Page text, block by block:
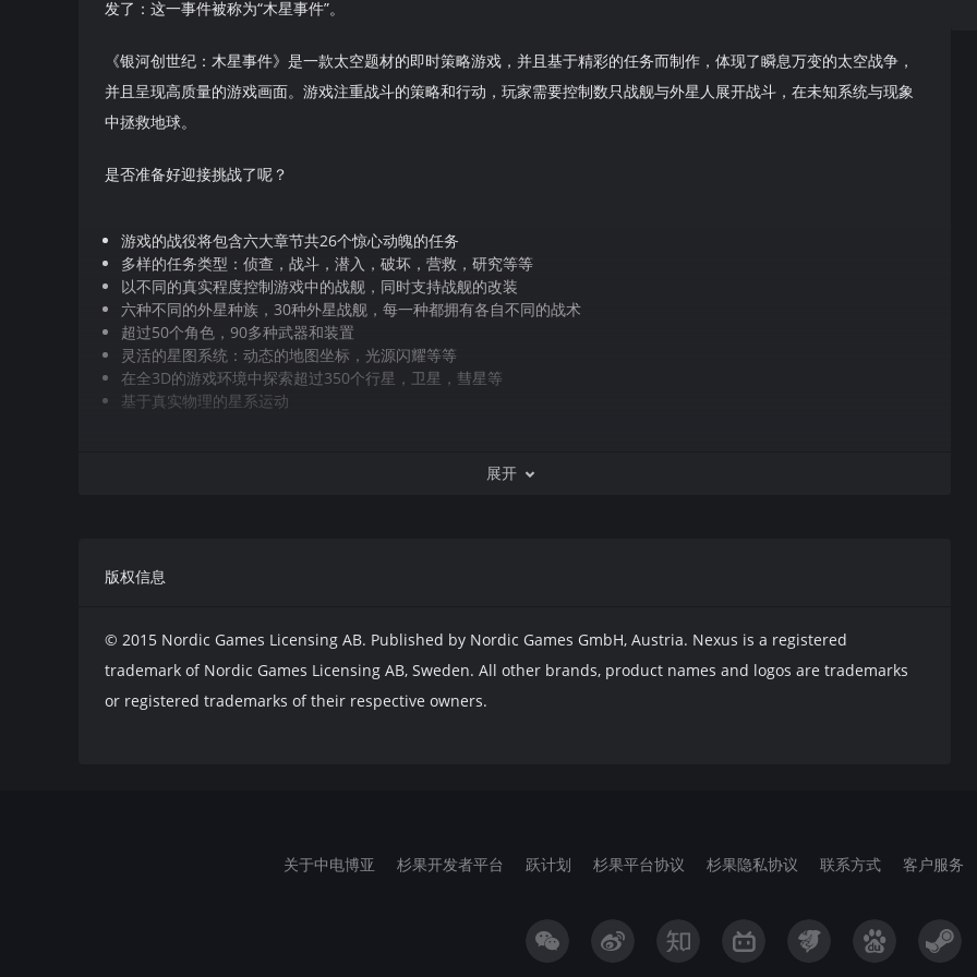
发了：这一事件被称为“木星事件”。
《银河创世纪：木星事件》是一款太空题材的即时策略游戏，并且基于精彩的任务而制作，体现了瞬息万变的太空战争，
并且呈现高质量的游戏画面。游戏注重战斗的策略和行动，玩家需要控制数只战舰与外星人展开战斗，在未知系统与现象
中拯救地球。
是否准备好迎接挑战了呢？
游戏的战役将包含六大章节共26个惊心动魄的任务
多样的任务类型：侦查，战斗，潜入，破坏，营救，研究等等
以不同的真实程度控制游戏中的战舰，同时支持战舰的改装
六种不同的外星种族，30种外星战舰，每一种都拥有各自不同的战术
超过50个角色，90多种武器和装置
灵活的星图系统：动态的地图坐标，光源闪耀等等
在全3D的游戏环境中探索超过350个行星，卫星，彗星等
基于真实物理的星系运动
展开
版权信息
© 2015 Nordic Games Licensing AB. Published by Nordic Games GmbH, Austria. Nexus is a registered
trademark of Nordic Games Licensing AB, Sweden. All other brands, product names and logos are trademarks
or registered trademarks of their respective owners.
关于中电博亚 杉果开发者平台 跃计划 杉果平台协议 杉果隐私协议 联系方式 客户服务